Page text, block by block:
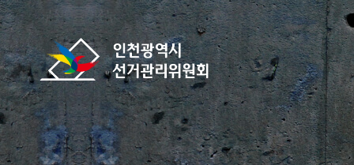
바로가기 메뉴